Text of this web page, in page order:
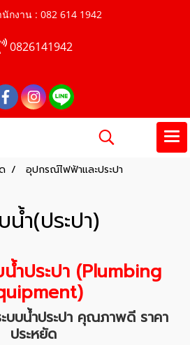
กงาน : 082 614 1942
0826141942
อุปกรณ์ไฟฟ้าและประปา
น้ำ(ประปา)
ำประปา(Plumbing
บน้ำประปาคุณภาพดี ราคา
ประหยัด